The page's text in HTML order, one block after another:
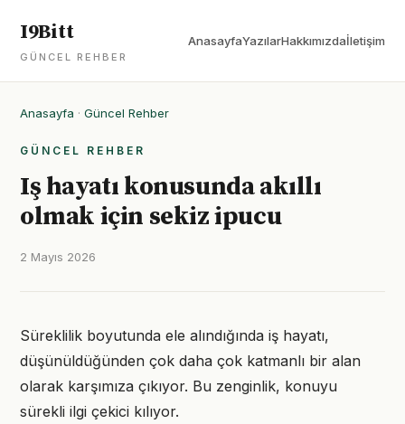
I9Bitt
GÜNCEL REHBER
AnasayfaYazılarHakkımızdaİletişim
Anasayfa · Güncel Rehber
GÜNCEL REHBER
Iş hayatı konusunda akıllı
olmak için sekiz ipucu
2 Mayıs 2026
Süreklilik boyutunda ele alındığında iş hayatı,
düşünüldüğünden çok daha çok katmanlı bir alan
olarak karşımıza çıkıyor. Bu zenginlik, konuyu
sürekli ilgi çekici kılıyor.